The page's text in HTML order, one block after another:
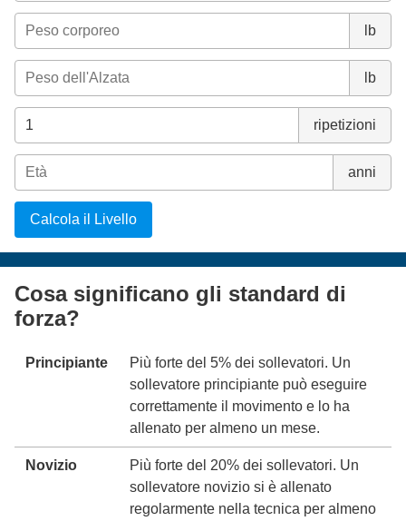
lb
lb
ripetizioni
anni
Calcola il Livello
Cosa significano gli standard di
forza?
Principiante
Più forte del 5% dei sollevatori. Un
sollevatore principiante può eseguire
correttamente il movimento e lo ha
allenato per almeno un mese.
Novizio
Più forte del 20% dei sollevatori. Un
sollevatore novizio si è allenato
regolarmente nella tecnica per almeno